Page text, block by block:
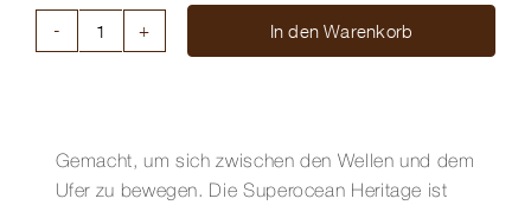
40
MM
In den Warenkorb
Gemacht, um sich zwischen den Wellen und dem
Ufer zu bewegen. Die Superocean Heritage ist